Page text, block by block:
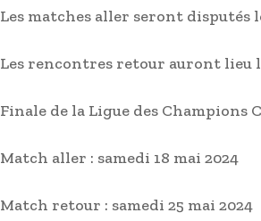
Les matches aller seront disputés
Les rencontres retour auront lieu
Finale de la Ligue des Champions
Match aller : samedi 18 mai 2024
Match retour : samedi 25 mai 2024